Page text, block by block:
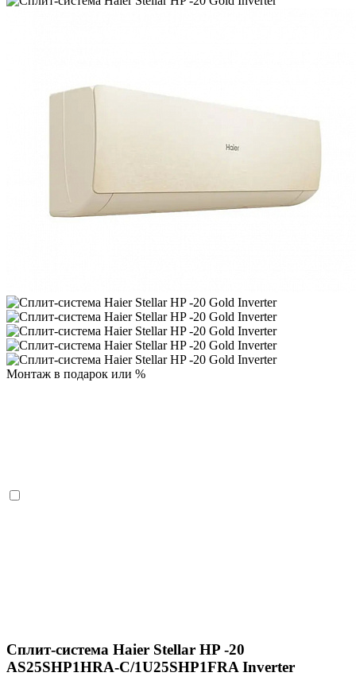
Монтаж в подарок или %
Сплит-система Haier Stellar HP -20
AS25SHP1HRA-C/1U25SHP1FRA Inverter